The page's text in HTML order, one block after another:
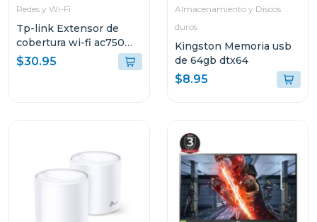
Redes y Wi-Fi
Tp-link Extensor de
cobertura wi-fi ac750
link backup re
$30.95
Almacenamiento y Discos
duros
Kingston Memoria usb
de 64gb dtx64
$8.95